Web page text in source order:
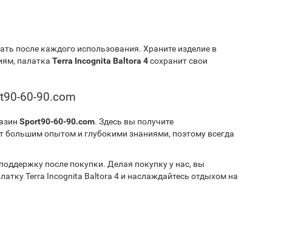
после каждого использования. Храните изделие в
палатка Terra Incognita Baltora 4сохранит свои
60-90.com
Sport90-60-90.com. Здесь вы получите
опытом и глубокими знаниями, поэтому всегда
после покупки. Делая покупку у нас, вы
Terra Incognita Baltora 4 и наслаждайтесь отдыхом на